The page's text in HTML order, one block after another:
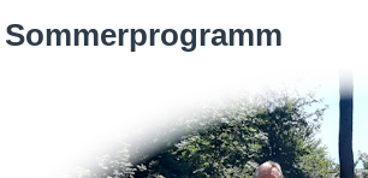
Sommerprogramm